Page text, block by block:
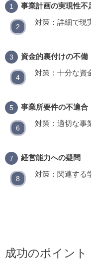
事業計画の実現性不
対策：詳細で現
資金的裏付けの不備
対策：十分な資
事業所要件の不適合
対策：適切な事
経営能力への疑問
対策：関連する
成功のポイント